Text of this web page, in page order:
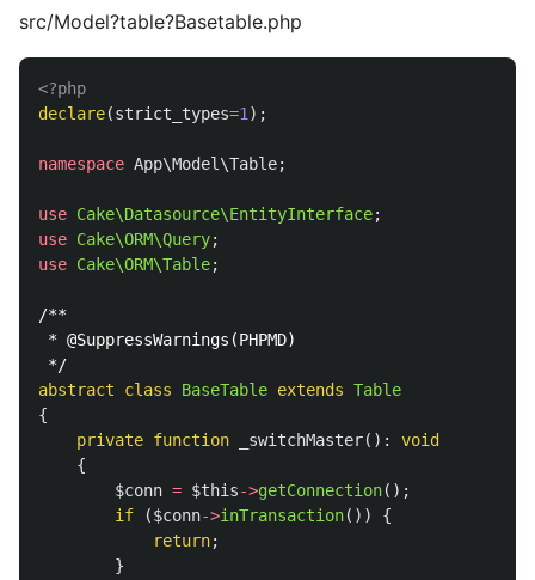
src/Model?table?Basetable.php
<?php
declare(strict_types=1 );
namespace App\Model\Table;
use Cake\Datasource\EntityInterface;
use Cake\ORM\Query;
use Cake\ORM\Table;
/**
* @SuppressWarnings(PHPMD)
*/
abstract
class BaseTable extends Table
{
private function _switchMaster():
void
{
$conn = $this->getConnection();
if
($conn->inTransaction())
{
return;
}